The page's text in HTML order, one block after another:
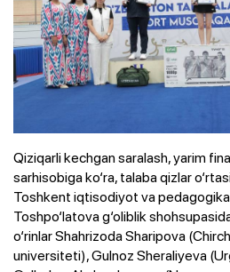
Qiziqarli kechgan saralash, yarim
sarhisobiga ko‘ra, talaba qizlar
Toshkent iqtisodiyot va
Toshpo‘latova g‘oliblik
o‘rinlar Shahrizoda Sharipova
universiteti), Gulnoz Sheraliyeva